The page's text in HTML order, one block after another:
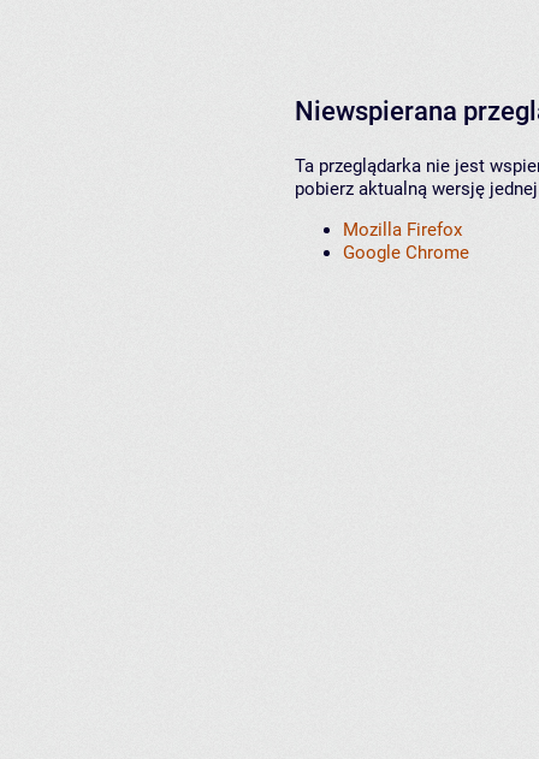
Niewspierana
Ta przeglądarka nie jest
pobierz aktualną wersję
Mozilla Firefox
Google Chrome